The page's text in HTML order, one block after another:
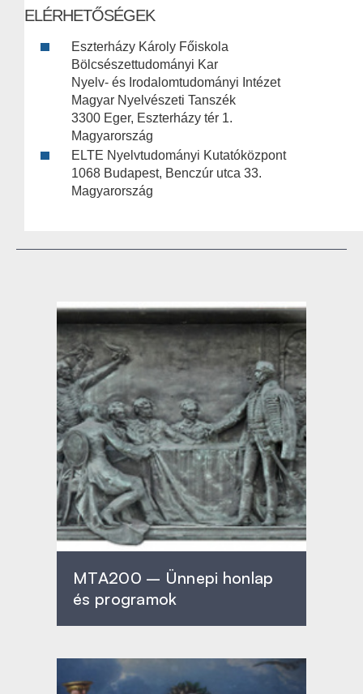
ELÉRHETŐSÉGEK
Eszterházy Károly Főiskola
Bölcsészettudományi Kar
Nyelv- és Irodalomtudományi Intézet
Magyar Nyelvészeti Tanszék
3300 Eger, Eszterházy tér 1.
Magyarország
ELTE Nyelvtudományi Kutatóközpont
1068 Budapest, Benczúr utca 33.
Magyarország
MTA200 – Ünnepi honlap
és programok